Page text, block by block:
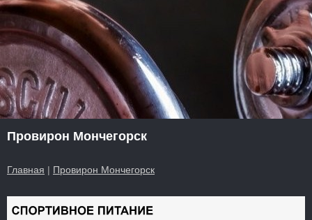
Провирон Мончегорск
Главная | Провирон Мончегорск